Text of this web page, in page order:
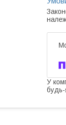
У
будь-